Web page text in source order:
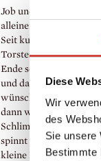
Diese
Wir
des
Sie unsere
Bestimmte
Job und Kind unter
alleinerziehende Sina
Seit kurzem wird sie
Torsten dabei
Ende sechzig, die sich
und das hat, was sich
wünscht: Zeit, Geduld
dann widerfährt dem
Schlimmes. Da er sein
spinnt sich ein fatales
kleine